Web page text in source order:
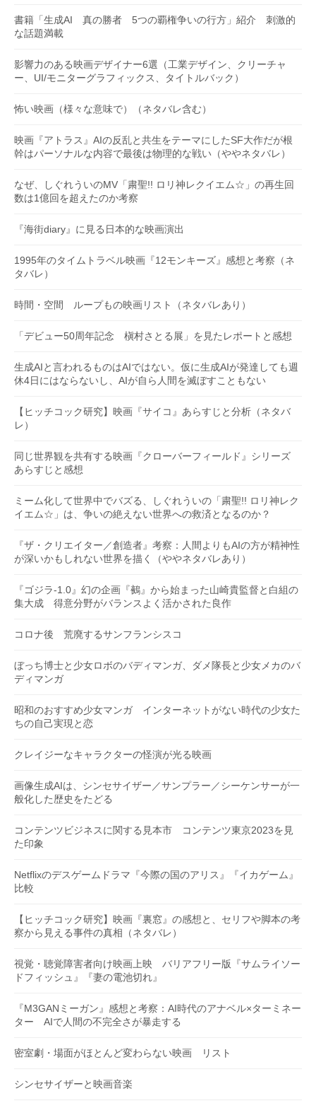
書籍「生成AI 真の勝者 5つの覇権争いの行方」紹介 刺激的
な話題満載
影響力のある映画デザイナー6選（工業デザイン、クリーチャ
ー、UI/モニターグラフィックス、タイトルバック）
怖い映画（様々な意味で）（ネタバレ含む）
映画『アトラス』AIの反乱と共生をテーマにしたSF大作だが根
幹はパーソナルな内容で最後は物理的な戦い（ややネタバレ）
なぜ、しぐれういのMV「粛聖!! ロリ神レクイエム☆」の再生回
数は1億回を超えたのか考察
『海街diary』に見る日本的な映画演出
1995年のタイムトラベル映画『12モンキーズ』感想と考察（ネ
タバレ）
時間・空間 ループもの映画リスト（ネタバレあり）
「デビュー50周年記念 槇村さとる展」を見たレポートと感想
生成AIと言われるものはAIではない。仮に生成AIが発達しても週
休4日にはならないし、AIが自ら人間を滅ぼすこともない
【ヒッチコック研究】映画『サイコ』あらすじと分析（ネタバ
レ）
同じ世界観を共有する映画『クローバーフィールド』シリーズ
あらすじと感想
ミーム化して世界中でバズる、しぐれういの「粛聖!! ロリ神レク
イエム☆」は、争いの絶えない世界への救済となるのか？
『ザ・クリエイター／創造者』考察：人間よりもAIの方が精神性
が深いかもしれない世界を描く（ややネタバレあり）
『ゴジラ-1.0』幻の企画『鵺』から始まった山崎貴監督と白組の
集大成 得意分野がバランスよく活かされた良作
コロナ後 荒廃するサンフランシスコ
ぼっち博士と少女ロボのバディマンガ、ダメ隊長と少女メカのバ
ディマンガ
昭和のおすすめ少女マンガ インターネットがない時代の少女た
ちの自己実現と恋
クレイジーなキャラクターの怪演が光る映画
画像生成AIは、シンセサイザー／サンプラー／シーケンサーが一
般化した歴史をたどる
コンテンツビジネスに関する見本市 コンテンツ東京2023を見
た印象
Netflixのデスゲームドラマ『今際の国のアリス』『イカゲーム』
比較
【ヒッチコック研究】映画『裏窓』の感想と、セリフや脚本の考
察から見える事件の真相（ネタバレ）
視覚・聴覚障害者向け映画上映 バリアフリー版『サムライソー
ドフィッシュ』『妻の電池切れ』
『M3GANミーガン』感想と考察：AI時代のアナベル×ターミネー
ター AIで人間の不完全さが暴走する
密室劇・場面がほとんど変わらない映画 リスト
シンセサイザーと映画音楽